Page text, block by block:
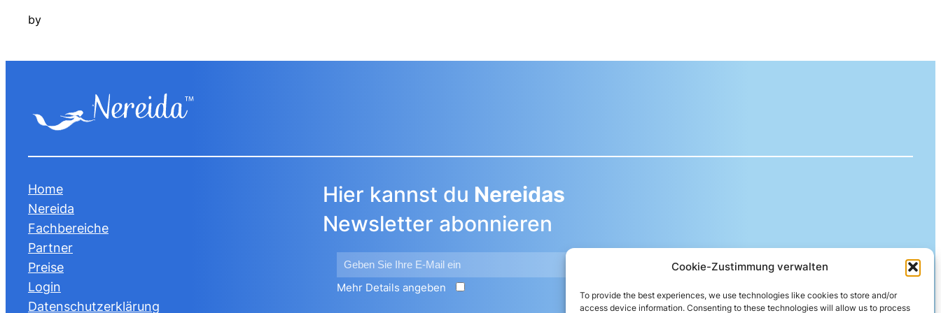
Cookie-Zustimmung verwalten
To provide the best experiences, we use technologies like cookies to store and/or
access device information. Consenting to these technologies will allow us to process
by
Home
Nereida
Fachbereiche
Partner
Preise
Login
Datenschutzerklärung
Hier kannst du Nereidas
Newsletter abonnieren
Mehr Details angeben
Nereida AG